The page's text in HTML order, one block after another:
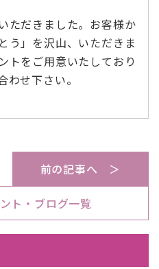
ただきました。お客様か
う」を沢山、いただきま
トをご用意いたしており
せ下さい。
ト・ブログ一覧
前の記事へ ＞